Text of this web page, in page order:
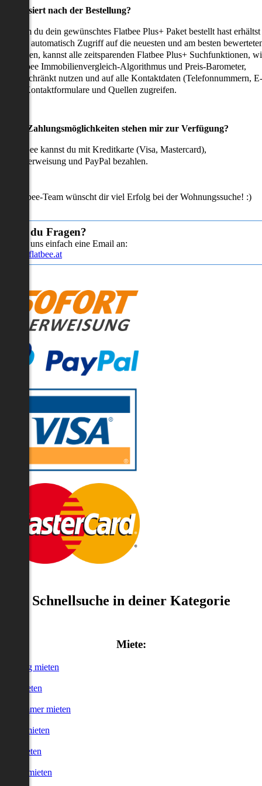
passiert nach der Bestellung?
du dein gewünschtes Flatbee Plus+ Paket bestellt hast erhältst
sofort automatisch Zugriff auf die neuesten und am besten
kannst alle zeitsparenden Flatbee Plus+ Suchfunktionen,
Flatbee Immobilienvergleich-Algorithmus und Preis-Barometer,
nutzen und auf alle Kontaktdaten (Telefonnummern, E-
Kontaktformulare und Quellen zugreifen.
Zahlungsmöglichkeiten stehen mir zur Verfügung?
Flatbee kannst du mit Kreditkarte (Visa, Mastercard),
und PayPal bezahlen.
Flatbee-Team wünscht dir viel Erfolg bei der Wohnungssuche! :)
Hast du Fragen?
Sende uns einfach eine Email an:
info@flatbee.at
Schnellsuche in deiner Kategorie
Miete:
mieten
mieten
Zimmer mieten
mieten
mieten